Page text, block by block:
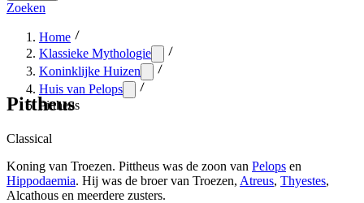
Zoeken
Home
Klassieke Mythologie
Koninklijke Huizen
Huis van Pelops
Pittheus
Pittheus
Classical
Koning van Troezen. Pittheus was de zoon van Pelops en
Hippodaemia. Hij was de broer van Troezen, Atreus, Thyestes,
Alcathous en meerdere zusters.